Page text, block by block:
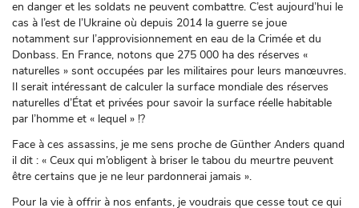
en danger et les soldats ne peuvent combattre. C’est aujourd’hui le
cas à l’est de l’Ukraine où depuis 2014 la guerre se joue
notamment sur l’approvisionnement en eau de la Crimée et du
Donbass. En France, notons que 275 000 ha des réserves «
naturelles » sont occupées par les militaires pour leurs manœuvres.
Il serait intéressant de calculer la surface mondiale des réserves
naturelles d’État et privées pour savoir la surface réelle habitable
par l’homme et « lequel » !?
Face à ces assassins, je me sens proche de Günther Anders quand
il dit : « Ceux qui m’obligent à briser le tabou du meurtre peuvent
être certains que je ne leur pardonnerai jamais ».
Pour la vie à offrir à nos enfants, je voudrais que cesse tout ce qui